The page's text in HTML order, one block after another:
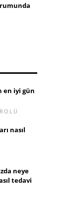
en iyi gün
nasıl
neye
tedavi